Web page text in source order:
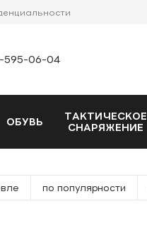
595-06-04
ОБУВЬ
ТАКТИЧЕСКОЕ
СНАРЯЖЕНИЕ
по популярности